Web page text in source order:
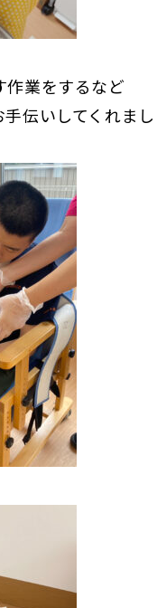
業をするなど
伝いしてくれまし